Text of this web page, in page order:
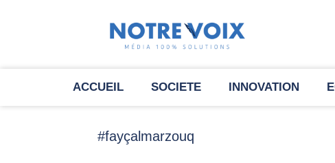
ACCUEIL SOCIETE INNOVATION
#fayçalmarzouq